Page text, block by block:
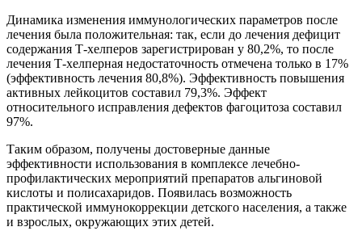
Динамика изменения иммунологических параметров после
лечения была положительная: так, если до лечения дефицит
содержания Т-хелперов зарегистрирован у 80,2%, то после
лечения Т-хелперная недостаточность отмечена только в 17%
(эффективность лечения 80,8%). Эффективность повышения
активных лейкоцитов составил 79,3%. Эффект
относительного исправления дефектов фагоцитоза составил
97%.
Таким образом, получены достоверные данные
эффективности использования в комплексе лечебно-
профилактических мероприятий препаратов альгиновой
кислоты и полисахаридов. Появилась возможность
практической иммунокоррекции детского населения, а также
и взрослых, окружающих этих детей.